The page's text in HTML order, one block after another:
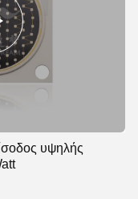
υψηλής